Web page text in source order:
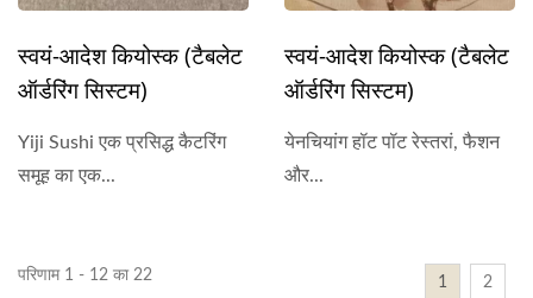
स्वयं-आदेश कियोस्क (टैबलेट
ऑर्डरिंग सिस्टम)
Yiji Sushi एक प्रसिद्ध कैटरिंग
समूह का एक...
स्वयं-आदेश कियोस्क (टैबलेट
ऑर्डरिंग सिस्टम)
येनचियांग हॉट पॉट रेस्तरां, फैशन
और...
परिणाम 1 - 12 का 22 1 2